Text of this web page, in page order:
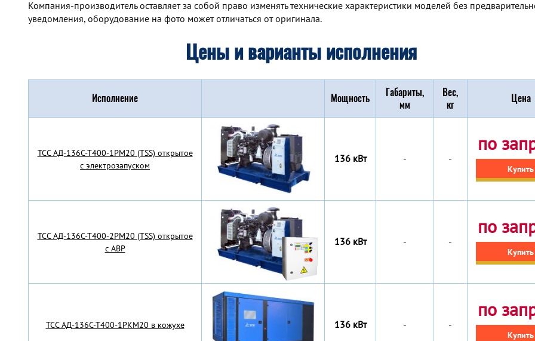
Компания-производитель оставляет за собой право изменять технические характеристики моделей без
уведомления, оборудование на фото может отличаться от оригинала.
Цены и варианты исполнения
Исполнение Мощность
Габариты,
мм
Вес,
кг
Цена
TCC АД-136С-Т400-1РМ20 (TSS) открытое
с электрозапуском
136 кВт - -
по
Купить
TCC АД-136С-Т400-2РМ20 (TSS) открытое
с АВР
136 кВт - -
по
Купить
TCC АД-136С-Т400-1РКМ20 в кожухе 136 кВт - -
по
Купить